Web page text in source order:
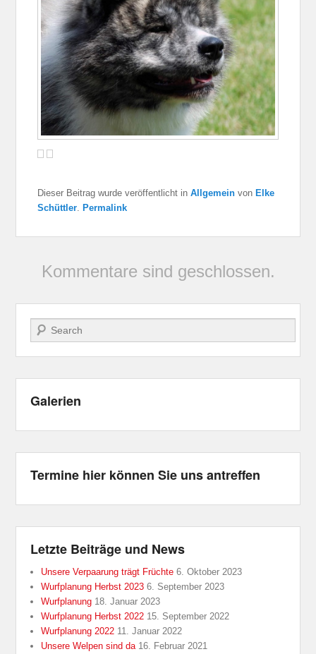
Dieser Beitrag wurde veröffentlicht inAllgemein vonElke
Schüttler .Permalink
Kommentare sind geschlossen.
Suche
Galerien
Erfolge
Termine hier können Sie uns antreffen
Sonderschau internationale Rassehunde-
Ausstellung Chemnitz
Letzte Beiträge und News
Unsere Verpaarung trägt Früchte 6. Oktober 2023
Wurfplanung Herbst 2023 6. September 2023
Wurfplanung 18. Januar 2023
Wurfplanung Herbst 2022 15. September 2022
Wurfplanung 2022 11. Januar 2022
Unsere Welpen sind da 16. Februar 2021